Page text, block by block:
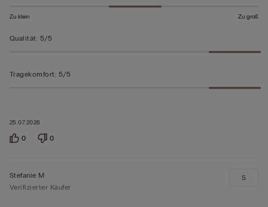
25.07.2026
Zu klein Zu groß
Qualität: 5/5
Tragekomfort: 5/5
0 0
Stefanie M
Verifizierter Käufer
S